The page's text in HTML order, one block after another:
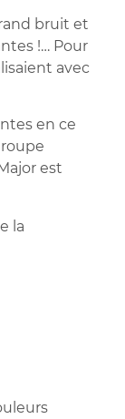
bruit et
!… Pour
avec
en ce
est
la